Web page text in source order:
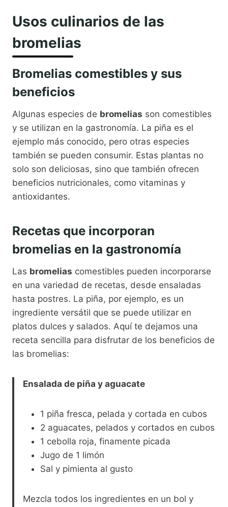
Usos culinarios de las
bromelias
Bromelias comestibles y sus
beneficios
Algunas especies de bromelias son comestibles
y se utilizan en la gastronomía. La piña es el
ejemplo más conocido, pero otras especies
también se pueden consumir. Estas plantas no
solo son deliciosas, sino que también ofrecen
beneficios nutricionales, como vitaminas y
antioxidantes.
Recetas que incorporan
bromelias en la gastronomía
Las bromelias comestibles pueden incorporarse
en una variedad de recetas, desde ensaladas
hasta postres. La piña, por ejemplo, es un
ingrediente versátil que se puede utilizar en
platos dulces y salados. Aquí te dejamos una
receta sencilla para disfrutar de los beneficios de
las bromelias:
Ensalada de piña y aguacate
1 piña fresca, pelada y cortada en cubos
2 aguacates, pelados y cortados en cubos
1 cebolla roja, finamente picada
Jugo de 1 limón
Sal y pimienta al gusto
Mezcla todos los ingredientes en un bol y